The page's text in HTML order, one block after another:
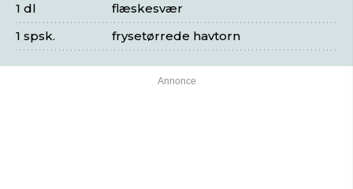
flæskesvær
1 dl
frysetørrede havtorn
1 spsk.